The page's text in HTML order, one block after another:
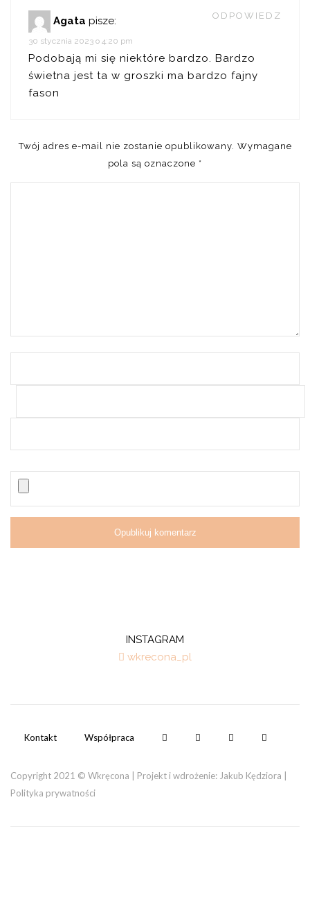
Agata pisze:
30 stycznia 2023 o 4:20 pm
Podobają mi się niektóre bardzo. Bardzo
świetna jest ta w groszki ma bardzo fajny
fason
ODPOWIEDZ
Twój adres e-mail nie zostanie opublikowany. Wymagane
pola są oznaczone *
INSTAGRAM
wkrecona_pl
Kontakt Współpraca
Copyright 2021 © Wkręcona | Projekt i wdrożenie: Jakub Kędziora
Polityka prywatności